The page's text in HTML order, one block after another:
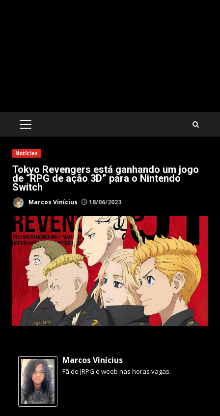
PRIMARY
Notícias
Tokyo Revengers está ganhando um jogo
de “RPG de ação 3D” para o Nintendo
Switch
Marcos Vinícius 18/06/2023
Marcos Vinícius
Fã de JRPG e weeb nas horas vagas.